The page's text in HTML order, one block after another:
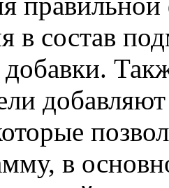
в состав
в